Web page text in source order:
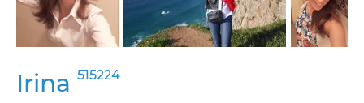
Irina 515224